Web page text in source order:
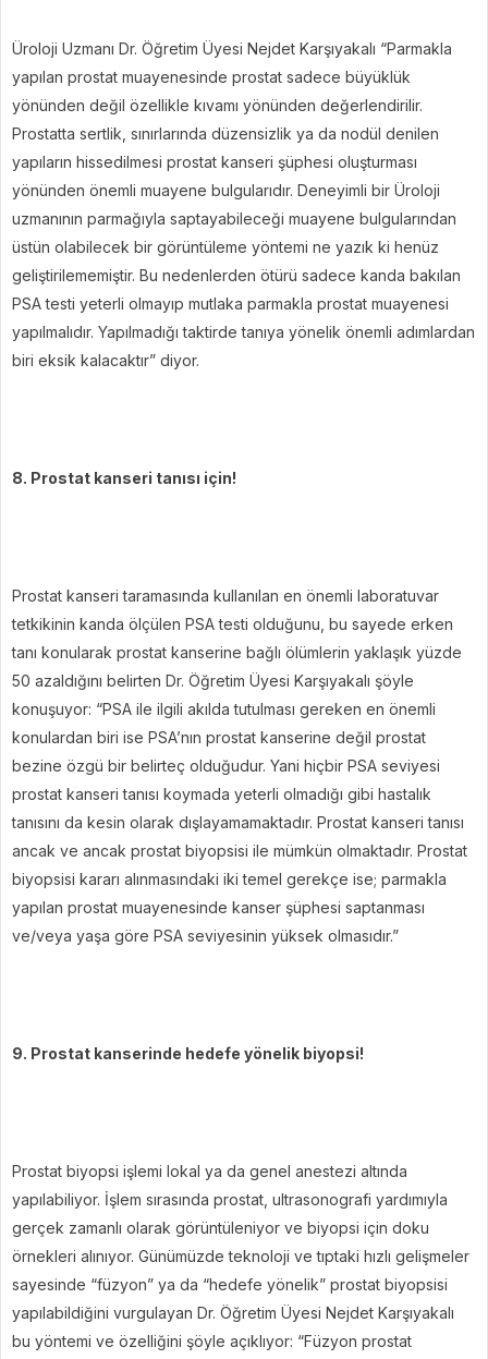
Üroloji Uzmanı Dr. Öğretim Üyesi Nejdet Karşıyakalı “Parmakla
yapılan prostat muayenesinde prostat sadece büyüklük
yönünden değil özellikle kıvamı yönünden değerlendirilir.
Prostatta sertlik, sınırlarında düzensizlik ya da nodül denilen
yapıların hissedilmesi prostat kanseri şüphesi oluşturması
yönünden önemli muayene bulgularıdır. Deneyimli bir Üroloji
uzmanının parmağıyla saptayabileceği muayene bulgularından
üstün olabilecek bir görüntüleme yöntemi ne yazık ki henüz
geliştirilememiştir. Bu nedenlerden ötürü sadece kanda bakılan
PSA testi yeterli olmayıp mutlaka parmakla prostat muayenesi
yapılmalıdır. Yapılmadığı taktirde tanıya yönelik önemli adımlardan
biri eksik kalacaktır” diyor.
8. Prostat kanseri tanısı için!
Prostat kanseri taramasında kullanılan en önemli laboratuvar
tetkikinin kanda ölçülen PSA testi olduğunu, bu sayede erken
tanı konularak prostat kanserine bağlı ölümlerin yaklaşık yüzde
50 azaldığını belirten Dr. Öğretim Üyesi Karşıyakalı şöyle
konuşuyor: “PSA ile ilgili akılda tutulması gereken en önemli
konulardan biri ise PSA’nın prostat kanserine değil prostat
bezine özgü bir belirteç olduğudur. Yani hiçbir PSA seviyesi
prostat kanseri tanısı koymada yeterli olmadığı gibi hastalık
tanısını da kesin olarak dışlayamamaktadır. Prostat kanseri tanısı
ancak ve ancak prostat biyopsisi ile mümkün olmaktadır. Prostat
biyopsisi kararı alınmasındaki iki temel gerekçe ise; parmakla
yapılan prostat muayenesinde kanser şüphesi saptanması
ve/veya yaşa göre PSA seviyesinin yüksek olmasıdır.”
9. Prostat kanserinde hedefe yönelik biyopsi!
Prostat biyopsi işlemi lokal ya da genel anestezi altında
yapılabiliyor. İşlem sırasında prostat, ultrasonografi yardımıyla
gerçek zamanlı olarak görüntüleniyor ve biyopsi için doku
örnekleri alınıyor. Günümüzde teknoloji ve tıptaki hızlı gelişmeler
sayesinde “füzyon” ya da “hedefe yönelik” prostat biyopsisi
yapılabildiğini vurgulayan Dr. Öğretim Üyesi Nejdet Karşıyakalı
bu yöntemi ve özelliğini şöyle açıklıyor: “Füzyon prostat